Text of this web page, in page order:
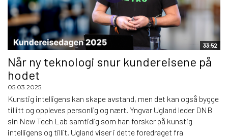
33:52
Når ny teknologi snur kundereisene på
hodet
05.03.2025.
Kunstig intelligens kan skape avstand, men det kan også bygge
tillitt og oppleves personlig og nært. Yngvar Ugland leder DNB
sin New Tech Lab samtidig som han forsker på kunstig
intelligens og tillit. Ugland viser i dette foredraget fra